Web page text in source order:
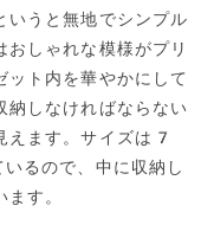
いうと無地でシンプル
しゃれな模様がプリ
ット内を華やかにして
納しなければならない
えます。サイズは7
ので、中に収納し
す。